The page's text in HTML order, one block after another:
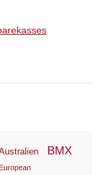
BMX